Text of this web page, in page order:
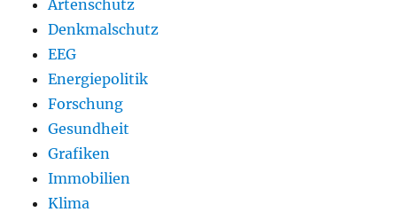
Artenschutz
Denkmalschutz
EEG
Energiepolitik
Forschung
Gesundheit
Grafiken
Immobilien
Klima